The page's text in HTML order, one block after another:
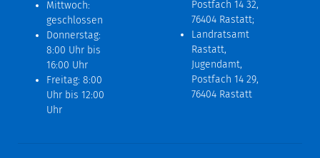
Mittwoch:
geschlossen
Donnerstag:
8:00 Uhr bis
16:00 Uhr
Freitag: 8:00
Uhr bis 12:00
Uhr
Postfach 14 32,
76404 Rastatt;
Landratsamt
Rastatt,
Jugendamt,
Postfach 14 29,
76404 Rastatt